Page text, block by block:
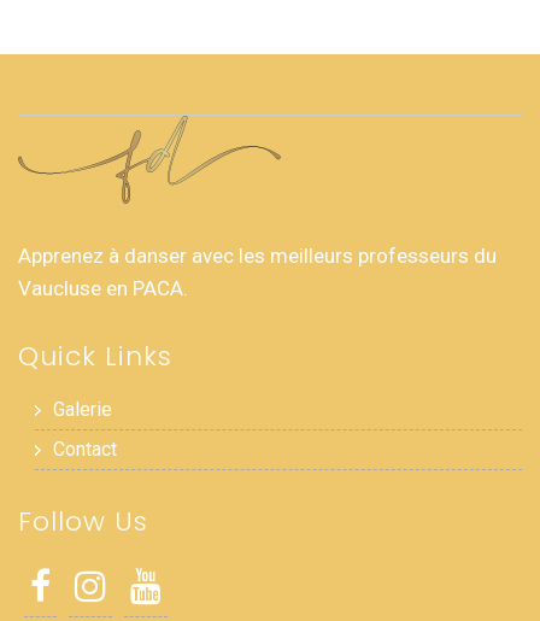
Apprenez à danser avec les meilleurs professeurs du
Vaucluse en PACA.
Quick Links
Galerie
Contact
Follow Us